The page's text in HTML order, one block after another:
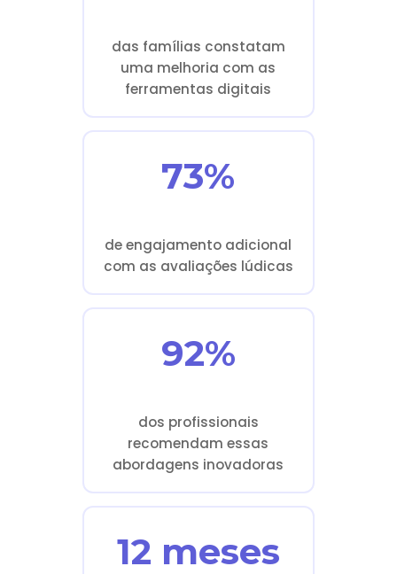
das famílias constatam
uma melhoria com as
ferramentas digitais
73%
de engajamento adicional
com as avaliações lúdicas
92%
dos profissionais
recomendam essas
abordagens inovadoras
12 meses